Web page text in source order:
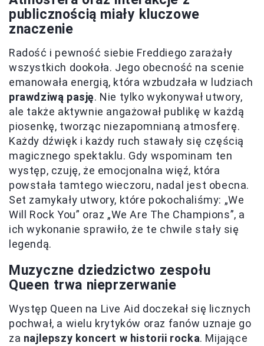
publicznością miały kluczowe
znaczenie
Radość i pewność siebie Freddiego zarażały
wszystkich dookoła. Jego obecność na scenie
emanowała energią, która wzbudzała w ludziach
prawdziwą pasję. Nie tylko wykonywał utwory,
ale także aktywnie angażował publikę w każdą
piosenkę, tworząc niezapomnianą atmosferę.
Każdy dźwięk i każdy ruch stawały się częścią
magicznego spektaklu. Gdy wspominam ten
występ, czuję, że emocjonalna więź, która
powstała tamtego wieczoru, nadal jest obecna.
Set zamykały utwory, które pokochaliśmy: „We
Will Rock You” oraz „We Are The Champions”, a
ich wykonanie sprawiło, że te chwile stały się
legendą.
Muzyczne dziedzictwo zespołu
Queen trwa nieprzerwanie
Występ Queen na Live Aid doczekał się licznych
pochwał, a wielu krytyków oraz fanów uznaje go
za najlepszy koncert w historii rocka. Mijające